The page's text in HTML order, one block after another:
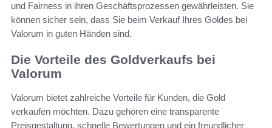
und Fairness in ihren Geschäftsprozessen gewährleisten. Sie
können sicher sein, dass Sie beim Verkauf Ihres Goldes bei
Valorum in guten Händen sind.
Die Vorteile des Goldverkaufs bei
Valorum
Valorum bietet zahlreiche Vorteile für Kunden, die Gold
verkaufen möchten. Dazu gehören eine transparente
Preisgestaltung, schnelle Bewertungen und ein freundlicher